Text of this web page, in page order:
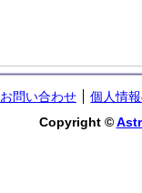
お問い合わせ
個人情
Copyright ©